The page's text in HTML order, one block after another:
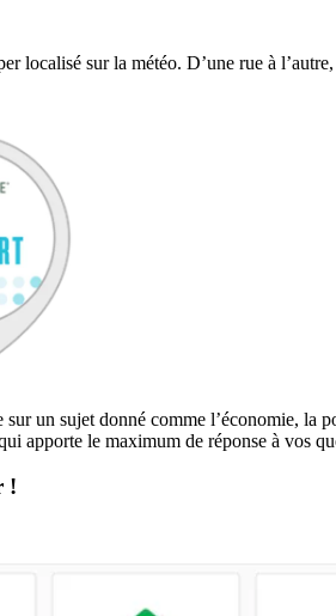
localisé sur la météo. D’une rue à
sur un sujet donné comme l’économie, la
apporte le maximum de réponse à vos
!